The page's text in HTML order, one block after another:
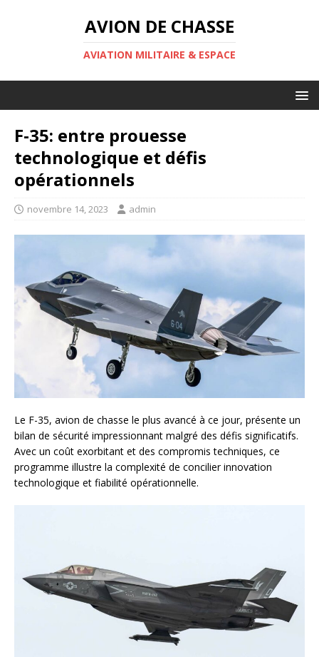
AVION DE CHASSE
AVIATION MILITAIRE & ESPACE
F-35: entre prouesse
technologique et défis
opérationnels
novembre 14, 2023 admin
Le F-35, avion de chasse le plus avancé à ce jour, présente un
bilan de sécurité impressionnant malgré des défis significatifs.
Avec un coût exorbitant et des compromis techniques, ce
programme illustre la complexité de concilier innovation
technologique et fiabilité opérationnelle.